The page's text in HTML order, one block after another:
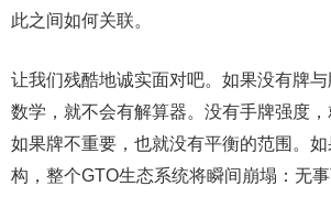
此之间如何关联。
让我们残酷地诚实面对吧。如果没有牌
数学，就不会有解算器。没有手牌强度，
如果牌不重要，也就没有平衡的范围。
构，整个GTO生态系统将瞬间崩塌：无